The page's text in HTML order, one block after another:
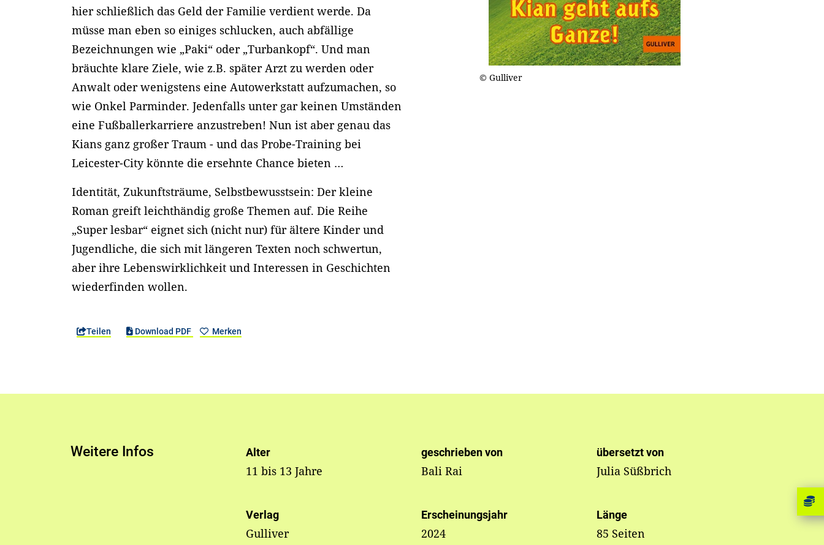
hier schließlich das Geld der Familie verdient werde. Da
müsse man eben so einiges schlucken, auch abfällige
Bezeichnungen wie „Paki“ oder „Turbankopf“. Und man
bräuchte klare Ziele, wie z.B. später Arzt zu werden oder
Anwalt oder wenigstens eine Autowerkstatt aufzumachen, so
wie Onkel Parminder. Jedenfalls unter gar keinen Umständen
eine Fußballerkarriere anzustreben! Nun ist aber genau das
Kians ganz großer Traum - und das Probe-Training bei
Leicester-City könnte die ersehnte Chance bieten …
Identität, Zukunftsträume, Selbstbewusstsein: Der kleine
Roman greift leichthändig große Themen auf. Die Reihe
„Super lesbar“ eignet sich (nicht nur) für ältere Kinder und
Jugendliche, die sich mit längeren Texten noch schwertun,
aber ihre Lebenswirklichkeit und Interessen in Geschichten
wiederfinden wollen.
Teilen Download PDF Merken
© Gulliver
Weitere Infos Alter
11 bis 13 Jahre
geschrieben von
Bali Rai
übersetzt von
Julia Süßbrich
Verlag
Gulliver
Erscheinungsjahr
2024
Länge
85 Seiten